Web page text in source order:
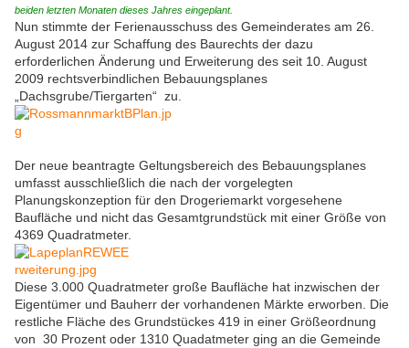
beiden letzten Monaten dieses Jahres eingeplant.
Nun stimmte der Ferienausschuss des Gemeinderates am 26.
August 2014 zur Schaffung des Baurechts der dazu
erforderlichen Änderung und Erweiterung des seit 10. August
2009 rechtsverbindlichen Bebauungsplanes
„Dachsgrube/Tiergarten“ zu.
Der neue beantragte Geltungsbereich des Bebauungsplanes
umfasst ausschließlich die nach der vorgelegten
Planungskonzeption für den Drogeriemarkt vorgesehene
Baufläche und nicht das Gesamtgrundstück mit einer Größe von
4369 Quadratmeter.
Diese 3.000 Quadratmeter große Baufläche hat inzwischen der
Eigentümer und Bauherr der vorhandenen Märkte erworben. Die
restliche Fläche des Grundstückes 419 in einer Größeordnung
von 30 Prozent oder 1310 Quadatmeter ging an die Gemeinde